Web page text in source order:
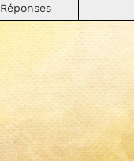
Réponses